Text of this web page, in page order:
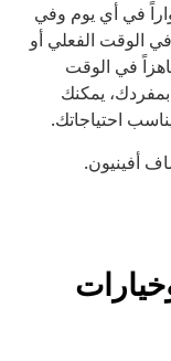
في أي يوم وفي
الوقت الفعلي أو
في الوقت
يمكنك
احتياجاتك.
أفينيون.